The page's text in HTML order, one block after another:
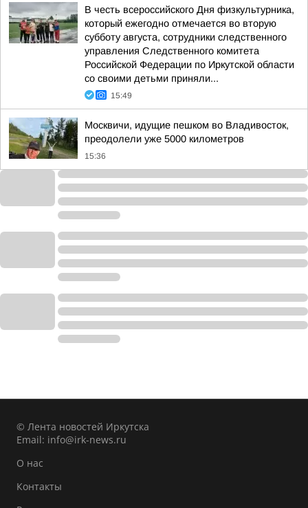
В честь всероссийского Дня физкультурника,
который ежегодно отмечается во вторую
субботу августа, сотрудники следственного
управления Следственного комитета
Российской Федерации по Иркутской области
со своими детьми приняли...
15:49
Москвичи, идущие пешком во Владивосток,
преодолели уже 5000 километров
15:36
© Лента новостей Иркутска
Email: info@irk-news.ru
О нас
Контакты